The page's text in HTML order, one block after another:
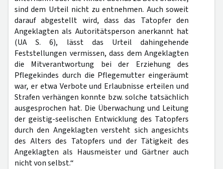
sind dem Urteil nicht zu entnehmen. Auch soweit
darauf abgestellt wird, dass das Tatopfer den
Angeklagten als Autoritätsperson anerkannt hat
(UA S. 6), lässt das Urteil dahingehende
Feststellungen vermissen, dass dem Angeklagten
die Mitverantwortung bei der Erziehung des
Pflegekindes durch die Pflegemutter eingeräumt
war, er etwa Verbote und Erlaubnisse erteilen und
Strafen verhängen konnte bzw. solche tatsächlich
ausgesprochen hat. Die Überwachung und Leitung
der geistig-seelischen Entwicklung des Tatopfers
durch den Angeklagten versteht sich angesichts
des Alters des Tatopfers und der Tätigkeit des
Angeklagten als Hausmeister und Gärtner auch
nicht von selbst.“